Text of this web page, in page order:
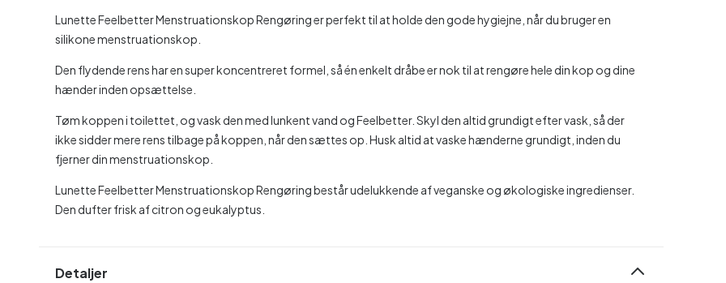
Lunette Feelbetter Menstruationskop Rengøring er perfekt til at holde den gode hygiejne, når du bruger en
silikone menstruationskop.
Den flydende rens har en super koncentreret formel, så én enkelt dråbe er nok til at rengøre hele din kop og dine
hænder inden opsættelse.
Tøm koppen i toilettet, og vask den med lunkent vand og Feelbetter. Skyl den altid grundigt efter vask, så der
ikke sidder mere rens tilbage på koppen, når den sættes op. Husk altid at vaske hænderne grundigt, inden du
fjerner din menstruationskop.
Lunette Feelbetter Menstruationskop Rengøring består udelukkende af veganske og økologiske ingredienser.
Den dufter frisk af citron og eukalyptus.
Detaljer